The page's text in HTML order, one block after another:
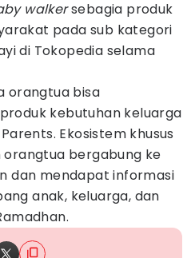
walkersebagia produk
pada sub kategori
di Tokopedia selama
orangtua bisa
kebutuhan keluarga
Ekosistem khusus
bergabung ke
dan mendapat informasi
anak, keluarga, dan